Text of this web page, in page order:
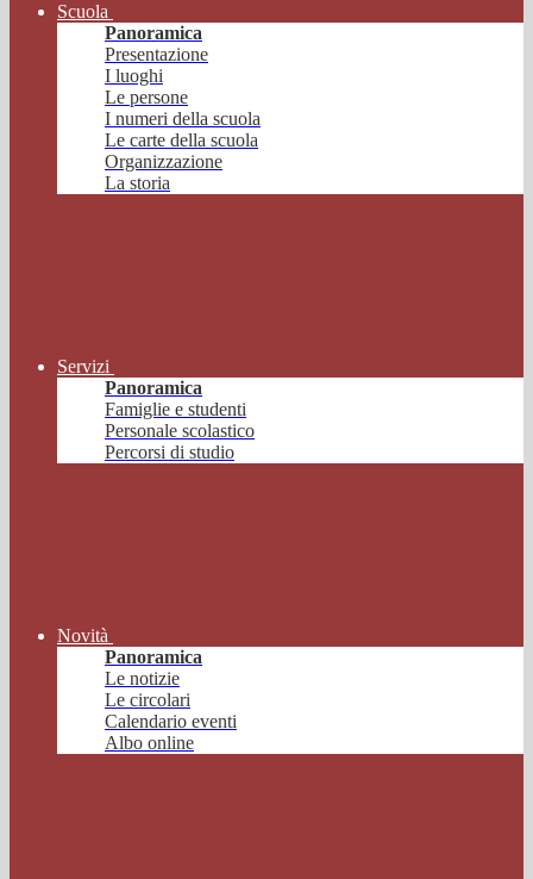
Scuola
Panoramica
Presentazione
I luoghi
Le persone
I numeri della scuola
Le carte della scuola
Organizzazione
La storia
Servizi
Panoramica
Famiglie e studenti
Personale scolastico
Percorsi di studio
Novità
Panoramica
Le notizie
Le circolari
Calendario eventi
Albo online